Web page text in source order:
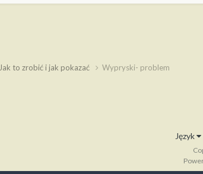
Jak to zrobić i jak pokazać Wypryski- problem
Język